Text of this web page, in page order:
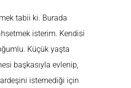
tabii ki. Burada
isterim. Kendisi
Küçük yaşta
başkasıyla evlenip,
istemediği için